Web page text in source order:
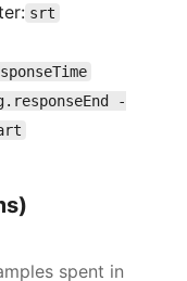
srt
-
spent in